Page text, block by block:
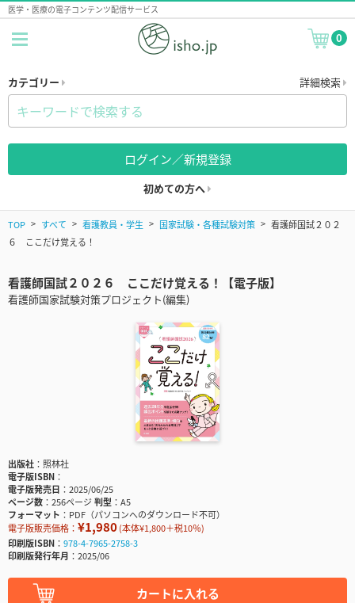
医学・医療の電子コンテンツ配信サービス
0
カテゴリー 詳細検索
ログイン／新規登録
初めての方へ
TOP すべて 看護教員・学生 国家試験・各種試験対策
看護師国試２０２
６ ここだけ覚える！
看護師国試２０２６ ここだけ覚える！【電子版】
看護師国家試験対策プロジェクト(編集)
出版社
照林社
電子版ISBN
電子版発売日
2025/06/25
ページ数
256ページ判型
A5
フォーマット
PDF（パソコンへのダウンロード不可）
電子版販売価格： ¥1,980(本体¥1,800＋税10％)
印刷版ISBN
978-4-7965-2758-3
印刷版発行年月
2025/06
カートに入れる